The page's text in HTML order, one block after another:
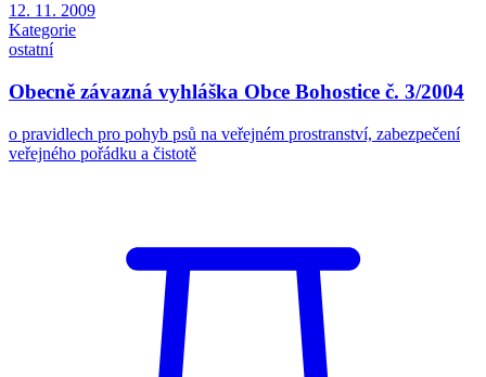
12. 11. 2009
Kategorie
ostatní
Obecně závazná vyhláška Obce Bohostice č. 3/2004
o pravidlech pro pohyb psů na veřejném prostranství, zabezpečení
veřejného pořádku a čistotě